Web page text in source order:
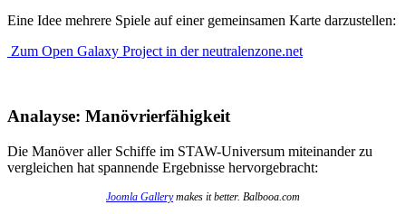
Eine Idee mehrere Spiele auf einer gemeinsamen Karte darzustellen:
Zum Open Galaxy Project in der neutralenzone.net
Analayse: Manövrierfähigkeit
Die Manöver aller Schiffe im STAW-Universum miteinander zu
vergleichen hat spannende Ergebnisse hervorgebracht:
Joomla Gallerymakes it better. Balbooa.com